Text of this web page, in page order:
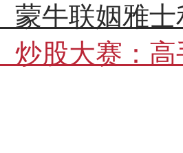
蒙牛联姻雅
炒股大赛：高